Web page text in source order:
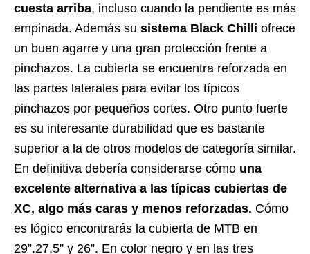
cuesta arriba, incluso cuando la pendiente es más
empinada. Además su sistema Black Chilli ofrece
un buen agarre y una gran protección frente a
pinchazos. La cubierta se encuentra reforzada en
las partes laterales para evitar los típicos
pinchazos por pequeños cortes. Otro punto fuerte
es su interesante durabilidad que es bastante
superior a la de otros modelos de categoría similar.
En definitiva debería considerarse cómo una
excelente alternativa a las típicas cubiertas de
XC, algo más caras y menos reforzadas. Cómo
es lógico encontrarás la cubierta de MTB en
29”.27.5” y 26”. En color negro y en las tres